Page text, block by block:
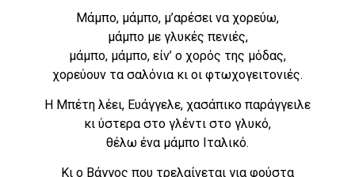
Μάμπο, μάμπο, μ’αρέσει να χορεύω,
μάμπο με γλυκές πενιές,
μάμπο, μάμπο, είν’ ο χορός της μόδας,
χορεύουν τα σαλόνια κι οι φτωχογειτονιές.
Η Μπέτη λέει, Ευάγγελε, χασάπικο παράγγειλε
κι ύστερα στο γλέντι στο γλυκό,
θέλω ένα μάμπο Ιταλικό.
Κι ο Βάγγος που τρελαίνεται για φούστα